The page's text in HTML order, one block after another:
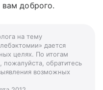
вам доброго.
на тему
дается
целях. По итогам
пожалуйста, обратитесь
возможных